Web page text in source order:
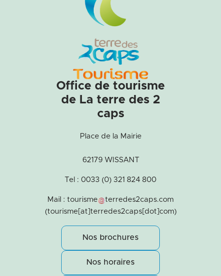
Office de tourisme
de La terre des 2
caps
Place de la Mairie
62179 WISSANT
Tel : 0033 (0) 321 824 800
Mail : tourisme terredes2caps.com
(tourisme[at]terredes2caps[dot]com)
Nos brochures
Nos horaires